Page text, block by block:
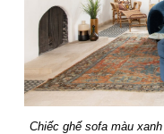
Chiếc ghế sofa màu